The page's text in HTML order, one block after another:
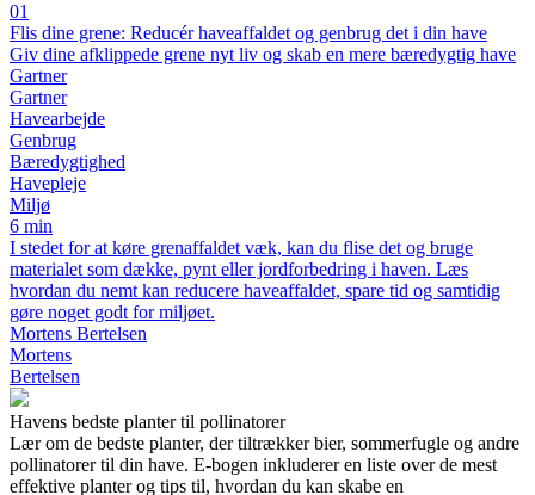
01
Flis dine grene: Reducér haveaffaldet og genbrug det i din have
Giv dine afklippede grene nyt liv og skab en mere bæredygtig have
Gartner
Gartner
Havearbejde
Genbrug
Bæredygtighed
Havepleje
Miljø
6 min
I stedet for at køre grenaffaldet væk, kan du flise det og bruge
materialet som dække, pynt eller jordforbedring i haven. Læs
hvordan du nemt kan reducere haveaffaldet, spare tid og samtidig
gøre noget godt for miljøet.
Mortens Bertelsen
Mortens
Bertelsen
Havens bedste planter til pollinatorer
Lær om de bedste planter, der tiltrækker bier, sommerfugle og andre
pollinatorer til din have. E-bogen inkluderer en liste over de mest
effektive planter og tips til, hvordan du kan skabe en